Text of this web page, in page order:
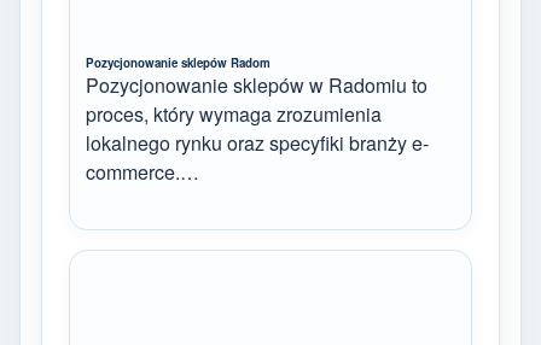
Pozycjonowanie sklepów Radom
Pozycjonowanie sklepów w Radomiu to
proces, który wymaga zrozumienia
lokalnego rynku oraz specyfiki branży e-
commerce.…